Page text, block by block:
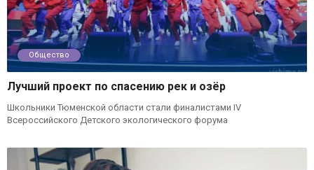
Общество
Лучший проект по спасению рек и озёр
Школьники Тюменской области стали финалистами IV
Всероссийского Детского экологического форума